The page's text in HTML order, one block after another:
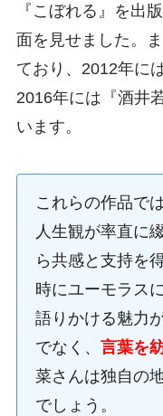
『こぼれる』を出
面を見せました。
ており、2012年に
2016年には『酒井
います。
これらの作品で
人生観が率直に
ら共感と支持を
時にユーモラス
語りかける魅力
でなく、 言葉を
菜さんは独自の
でしょう。